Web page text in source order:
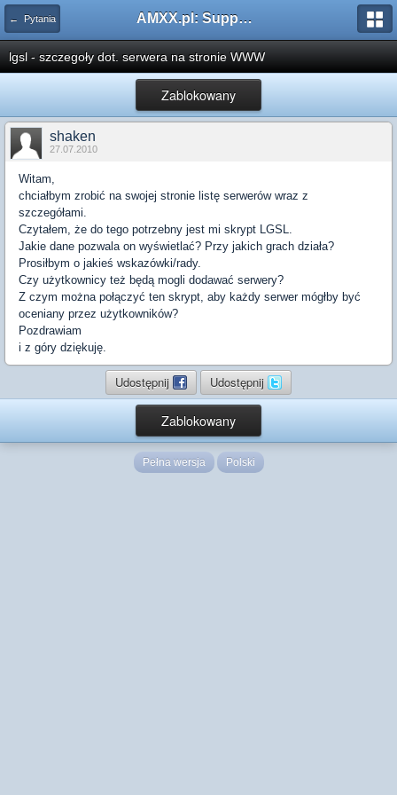
← Pytania AMXX.pl: Support AMX Mod X i SourceMod
lgsl - szczegoły dot. serwera na stronie WWW
Zablokowany
shaken
27.07.2010
Witam,
chciałbym zrobić na swojej stronie listę serwerów wraz z
szczegółami.
Czytałem, że do tego potrzebny jest mi skrypt LGSL.
Jakie dane pozwala on wyświetlać? Przy jakich grach działa?
Prosiłbym o jakieś wskazówki/rady.
Czy użytkownicy też będą mogli dodawać serwery?
Z czym można połączyć ten skrypt, aby każdy serwer mógłby być
oceniany przez użytkowników?
Pozdrawiam
i z góry dziękuję.
Udostępnij Udostępnij
Zablokowany
Pełna wersja Polski